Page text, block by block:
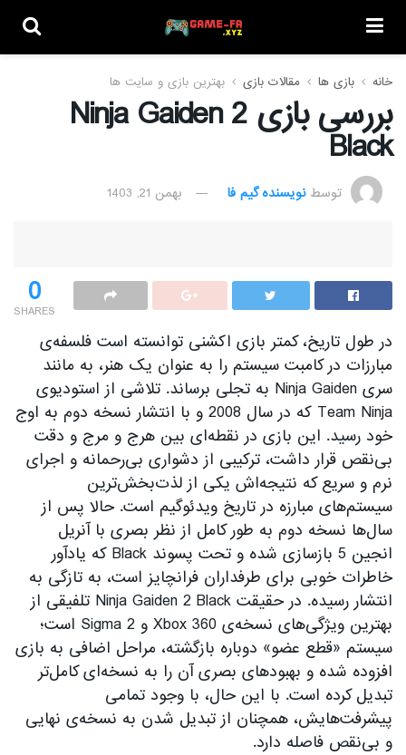
خانه بازی ها مقالات بازی بهترین بازی و سایت ها
بررسی بازی Ninja Gaiden 2
Black
توسط نویسنده گیم فا بهمن 21, 1403
0
SHARES
در طول تاریخ، کمتر بازی اکشنی توانسته است فلسفه‌ی
مبارزات در کامبت سیستم را به عنوان یک هنر، به مانند
سری Ninja Gaiden به تجلی برساند. تلاشی از استودیوی
Team Ninja که در سال 2008 و با انتشار نسخه دوم به اوج
خود رسید. این بازی در نقطه‌ای بین هرج و مرج و دقت
بی‌نقص قرار داشت، ترکیبی از دشواری بی‌رحمانه و اجرای
نرم و سریع که نتیجه‌اش یکی از لذت‌بخش‌ترین
سیستم‌های مبارزه در تاریخ ویدئوگیم است. حالا پس از
سال‌ها نسخه دوم به طور کامل از نظر بصری با آنریل
انجین 5 بازسازی شده و تحت پسوند Black که یادآور
خاطرات خوبی برای طرفداران فرانچایز است، به تازگی به
انتشار رسیده. در حقیقت Ninja Gaiden 2 Black تلفیقی از
بهترین ویژگی‌های نسخه‌ی Xbox 360 و Sigma 2 است؛
سیستم «قطع عضو» دوباره بازگشته، مراحل اضافی به بازی
افزوده شده و بهبودهای بصری آن را به نسخه‌ای کامل‌تر
تبدیل کرده است. با این حال، با وجود تمامی
پیشرفت‌هایش، همچنان از تبدیل شدن به نسخه‌ی نهایی
و بی‌نقص فاصله دارد.